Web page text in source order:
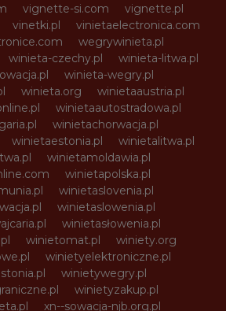
vignette-si.com
vignette.pl
vinetki.pl
vinietaelectronica.com
wegrywinieta.pl
winieta-czechy.pl
winieta-litwa.pl
winieta-wegry.pl
winieta.org
winietaaustria.pl
winietaautostradowa.pl
winietachorwacja.pl
winietaestonia.pl
winietalitwa.pl
winietamoldawia.pl
winietapolska.pl
winietaslovenia.pl
winietaslowenia.pl
winietasłowenia.pl
winietomat.pl
winiety.org
winietyelektroniczne.pl
winietywegry.pl
winietyzakup.pl
xn--sowacja-njb.org.pl